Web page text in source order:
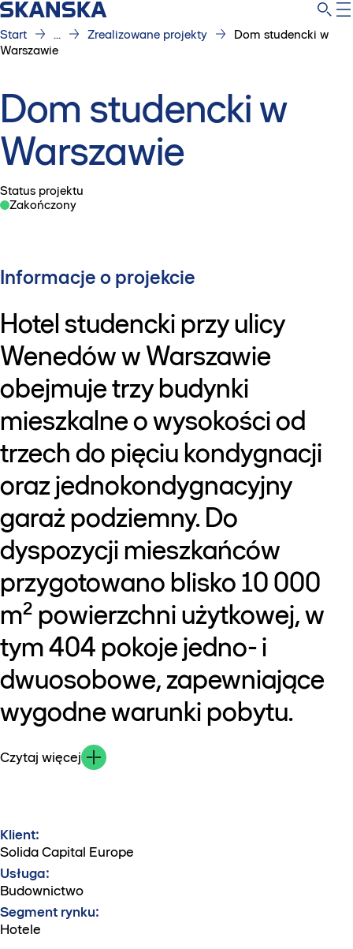
Start ... Zrealizowane projekty
Dom studencki w
Warszawie
Dom studencki w
Warszawie
Status projektu
Zakończony
Informacje o projekcie
Hotel studencki przy ulicy
Wenedów w Warszawie
obejmuje trzy budynki
mieszkalne o wysokości od
trzech do pięciu kondygnacji
oraz jednokondygnacyjny
garaż podziemny. Do
dyspozycji mieszkańców
przygotowano blisko 10 000
m² powierzchni użytkowej, w
tym 404 pokoje jedno- i
dwuosobowe, zapewniające
wygodne warunki pobytu.
Czytaj więcej
Klient:
Solida Capital Europe
Usługa:
Budownictwo
Segment rynku:
Hotele